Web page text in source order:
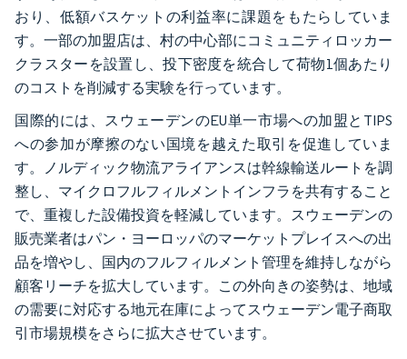
おり、低額バスケットの利益率に課題をもたらしていま
す。一部の加盟店は、村の中心部にコミュニティロッカー
クラスターを設置し、投下密度を統合して荷物1個あたり
のコストを削減する実験を行っています。
国際的には、スウェーデンのEU単一市場への加盟とTIPS
への参加が摩擦のない国境を越えた取引を促進していま
す。ノルディック物流アライアンスは幹線輸送ルートを調
整し、マイクロフルフィルメントインフラを共有すること
で、重複した設備投資を軽減しています。スウェーデンの
販売業者はパン・ヨーロッパのマーケットプレイスへの出
品を増やし、国内のフルフィルメント管理を維持しながら
顧客リーチを拡大しています。この外向きの姿勢は、地域
の需要に対応する地元在庫によってスウェーデン電子商取
引市場規模をさらに拡大させています。